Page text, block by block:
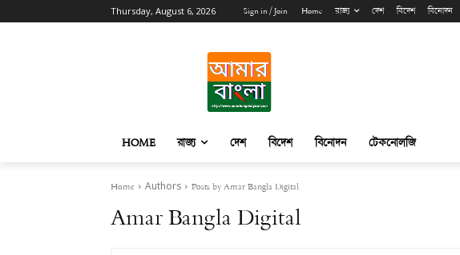
Thursday, August 6, 2026 Sign in / Join Home রাজ্য দেশ বিদেশ বিনোদন
HOME রাজ্য দেশ বিদেশ বিনোদন টেকনোলজি
Home Authors Posts by Amar Bangla Digital
Amar Bangla Digital